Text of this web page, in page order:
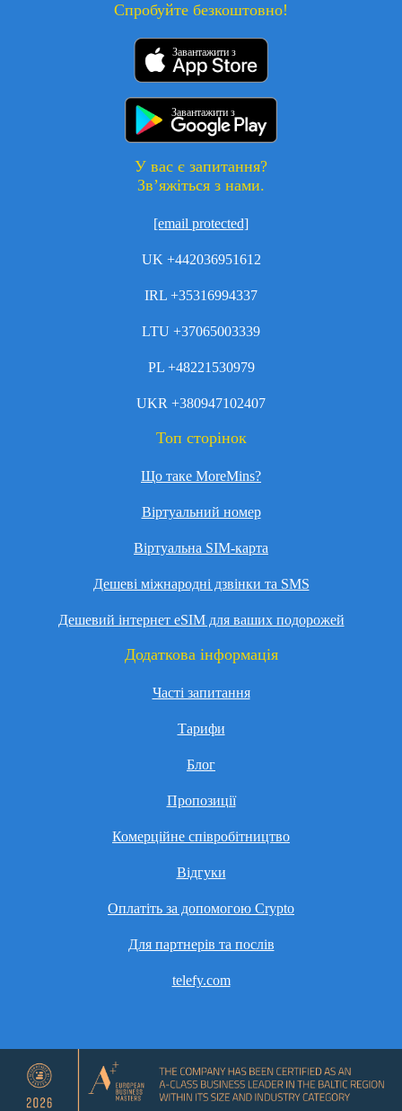
Спробуйте безкоштовно!
Завантажити з
Завантажити з
У вас є запитання?
Зв’яжіться з нами.
[email protected]
UK +442036951612
IRL +35316994337
LTU +37065003339
PL +48221530979
UKR +380947102407
Топ сторінок
Що таке MoreMins?
Віртуальний номер
Віртуальна SIM-карта
Дешеві міжнародні дзвінки та SMS
Дешевий інтернет eSIM для ваших подорожей
Додаткова інформація
Часті запитання
Тарифи
Блог
Пропозиції
Комерційне співробітництво
Відгуки
Оплатіть за допомогою Crypto
Для партнерів та послів
telefy.com